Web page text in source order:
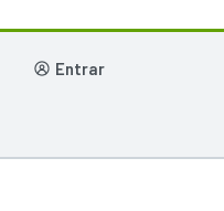
entrar